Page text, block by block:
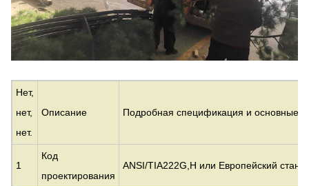
Нет,
нет,
нет.
Описание Подробная спецификация и основные
1
Код
проектирования
ANSI/TIA222G,H или Европейский